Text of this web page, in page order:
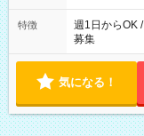
特徴
週1日からOK
募集
気になる！